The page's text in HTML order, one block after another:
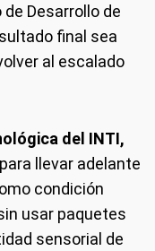
Desarrollo de
final sea
al escalado
del INTI,
llevar adelante
condición
usar paquetes
sensorial de